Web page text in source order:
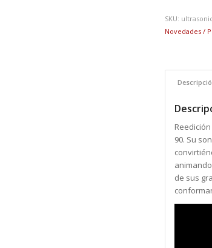
SKU:
Novedades /
90. Su
de sus